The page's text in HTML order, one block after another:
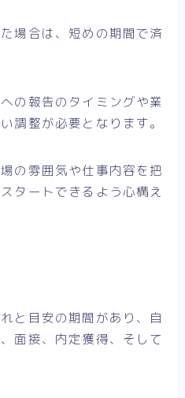
場合は、短めの期間で済
の報告のタイミングや業
調整が必要となります。
の雰囲気や仕事内容を把
タートできるよう心構え
と目安の期間があり、自
面接、内定獲得、そして